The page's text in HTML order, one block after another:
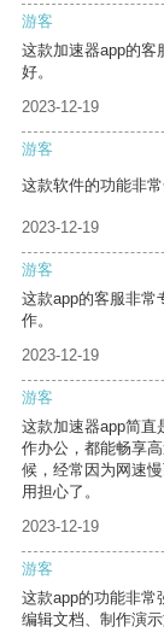
游客
这款加速器app的客
好。
2023-12-19
游客
这款软件的功能非
2023-12-19
游客
这款app的客服非常
作。
2023-12-19
游客
这款加速器app简直
作办公，都能畅享
候，经常因为网速
用担心了。
2023-12-19
游客
这款app的功能非常
编辑文档、制作演